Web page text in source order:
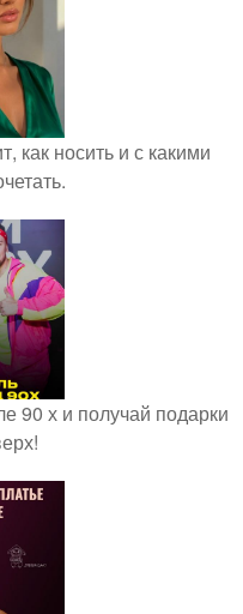
как носить и с какими
90 х и получай подарки